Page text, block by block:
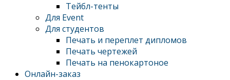
Тейбл-тенты
Для Event
Для студентов
Печать и переплет дипломов
Печать чертежей
Печать на пенокартоное
Онлайн-заказ